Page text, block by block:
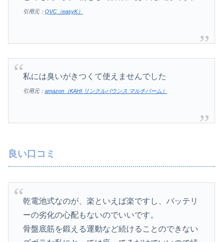
引用元： QVC（easyK）
私には臭いがきつくて使えませんでした
引用元： amazon（KAHI リンクルバウンス マルチバーム）
良い口コミ
乾電池式なのが、楽といえば楽ですし、バッテリ
ーの劣化の心配もないのでいいです。
骨盤底筋を鍛える運動など続けることのできない